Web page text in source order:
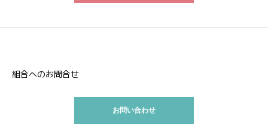
組合へのお問合せ
お問い合わせ